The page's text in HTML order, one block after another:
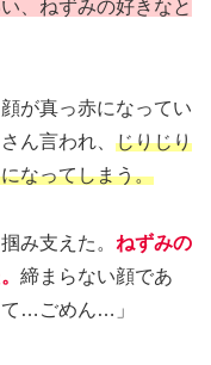
、ねずみの好きなと
が真っ赤になってい
ん言われ、 じりじり
なってしまう。
み支えた。 ねずみの
締まらない顔であ
て…ごめん…」